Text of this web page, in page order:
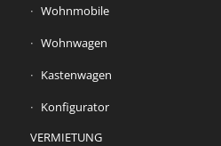
Wohnmobile
Wohnwagen
Kastenwagen
Konfigurator
VERMIETUNG